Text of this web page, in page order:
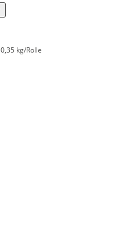
0,35 kg/Rolle